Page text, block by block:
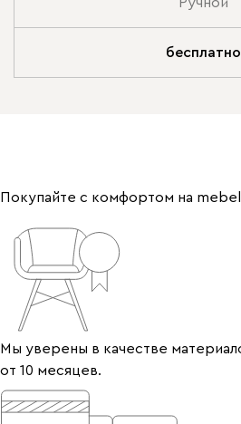
Ручной
бесплатно
Покупайте с комфортом на
Мы уверены в качестве
от 10 месяцев.